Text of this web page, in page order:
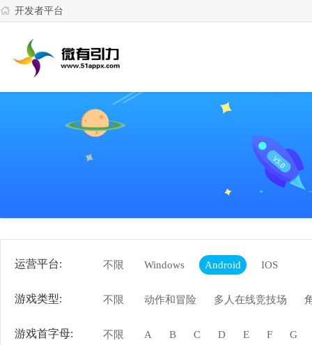
开发者平台
运营平台: 不限 Windows Android IOS
游戏类型: 不限 动作和冒险 多人在线竞技场
游戏首字母: 不限 A B C D E F G